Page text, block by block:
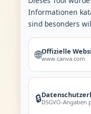
Informationen
sind besonders
🌐Offizielle
www.canva.com
🔒DSGVO-Angaben